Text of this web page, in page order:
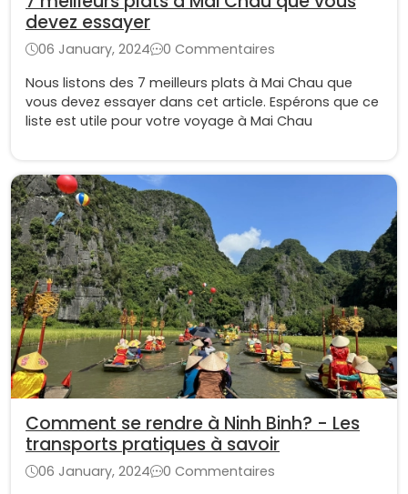
devez essayer
06 January, 2024
0 Commentaires
Nous listons des 7 meilleurs plats à Mai Chau que
vous devez essayer dans cet article. Espérons que ce
liste est utile pour votre voyage à Mai Chau
Comment se rendre à Ninh Binh? - Les
transports pratiques à savoir
06 January, 2024
0 Commentaires